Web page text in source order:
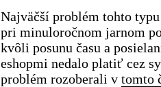
Najväčší problém tohto
pri minuloročnom jarnom
kvôli posunu času a
eshopmi nedalo platiť cez
problém rozoberali v tomto